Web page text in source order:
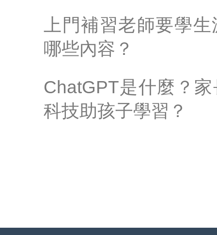
上門補習老師要學
哪些內容？
ChatGPT是什麼？
科技助孩子學習？